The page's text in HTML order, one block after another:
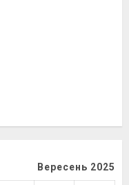
Вересень 2025